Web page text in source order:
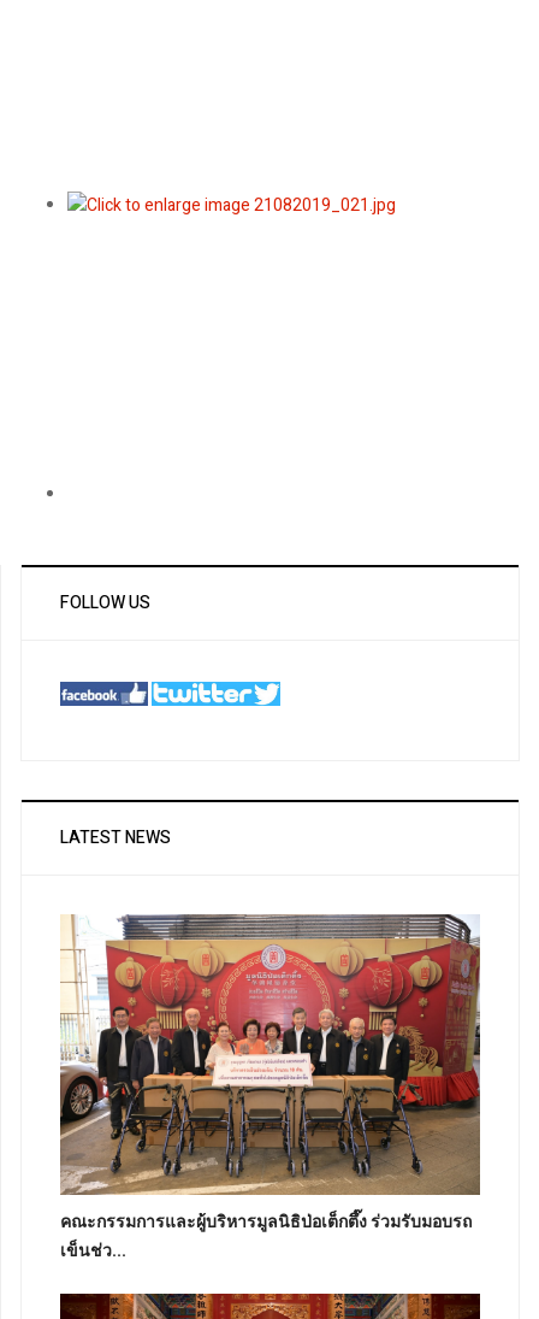
FOLLOW US
LATEST NEWS
คณะกรรมการและผู้บริหารมูลนิธิป่อเต็กตึ๊ง ร่วมรับมอบรถ
เข็นช่ว...